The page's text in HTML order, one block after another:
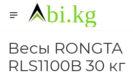
Весы RONGTA
RLS1100B 30 кг